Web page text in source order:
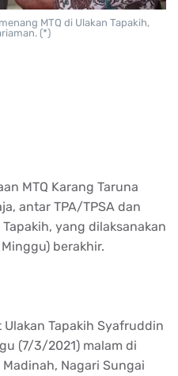
MTQ di Ulakan Tapakih,
(*)
MTQ Karang Taruna
antar TPA/TPSA dan
yang dilaksanakan
berakhir.
Ulakan Tapakih Syafruddin
(7/3/2021) malam di
Nagari Sungai